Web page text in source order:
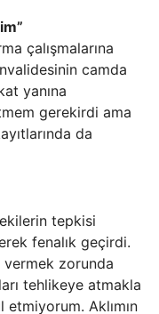
çalışmalarına
camda
yanına
gerekirdi ama
da
tepkisi
fenalık geçirdi.
zorunda
tehlikeye atmakla
etmiyorum. Aklımın